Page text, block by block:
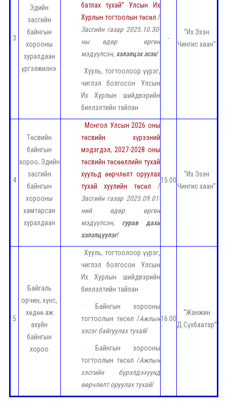
3
Эдийн
засгийн
байнгын
хорооны
хуралдаан
үргэлжилнэ.
батлах тухай” Улсын Их
Хурлын тогтоолын төсөл /
Засгийн газар 2025.10.30-
ны өдөр өргөн
мэдүүлсэн, хэлэлцэх эсэх/
· Хууль, тогтоолоор үүрэг,
чиглэл болгосон Улсын
Их Хурлын шийдвэрийн
биелэлтийн тайлан
-
“Их Эзэн
Чингис хаан”
4
Төсвийн
байнгын
хороо, Эдийн
засгийн
байнгын
хорооны
хамтарсан
хуралдаан
· Монгол Улсын 2026 оны
төсвийн хүрээний
мэдэгдэл, 2027-2028 оны
төсвийн төсөөллийн тухай
хуульд өөрчлөлт оруулах
тухай хуулийн төсөл /
Засгийн газар 2025.09.01-
ний өдөр өргөн
мэдүүлсэн, гурав дахь
хэлэлцүүлэг/
15.00
“Их Эзэн
Чингис хаан”
5
Байгаль
орчин, хүнс,
хөдөө аж
ахуйн
байнгын
хороо
· Хууль, тогтоолоор үүрэг,
чиглэл болгосон Улсын
Их Хурлын шийдвэрийн
биелэлтийн тайлан
· Байнгын хорооны
тогтоолын төсөл /Ажлын
хэсэг байгуулах тухай/
· Байнгын хорооны
тогтоолын төсөл /Ажлын
хэсгийн бүрэлдэхүүнд
өөрчлөлт оруулах тухай/
16.00
“Жанжин
Д.Сүхбаатар”